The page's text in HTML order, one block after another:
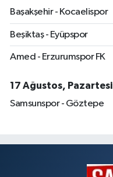
Başakşehir - Kocaelispor
Beşiktaş - Eyüpspor
Amed - Erzurumspor FK
17 Ağustos, Pazartesi
Samsunspor - Göztepe